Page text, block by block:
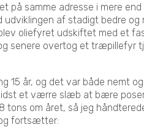
på samme adresse i mere
af stadigt bedre
oliefyret udskiftet med et
senere overtog et træpillefyr
15 år, og det var både nemt
et værre slæb at bære
tons om året, så jeg
fortsætter: